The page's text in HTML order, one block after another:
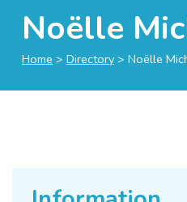
Noëlle
Home > Directory > Noëlle